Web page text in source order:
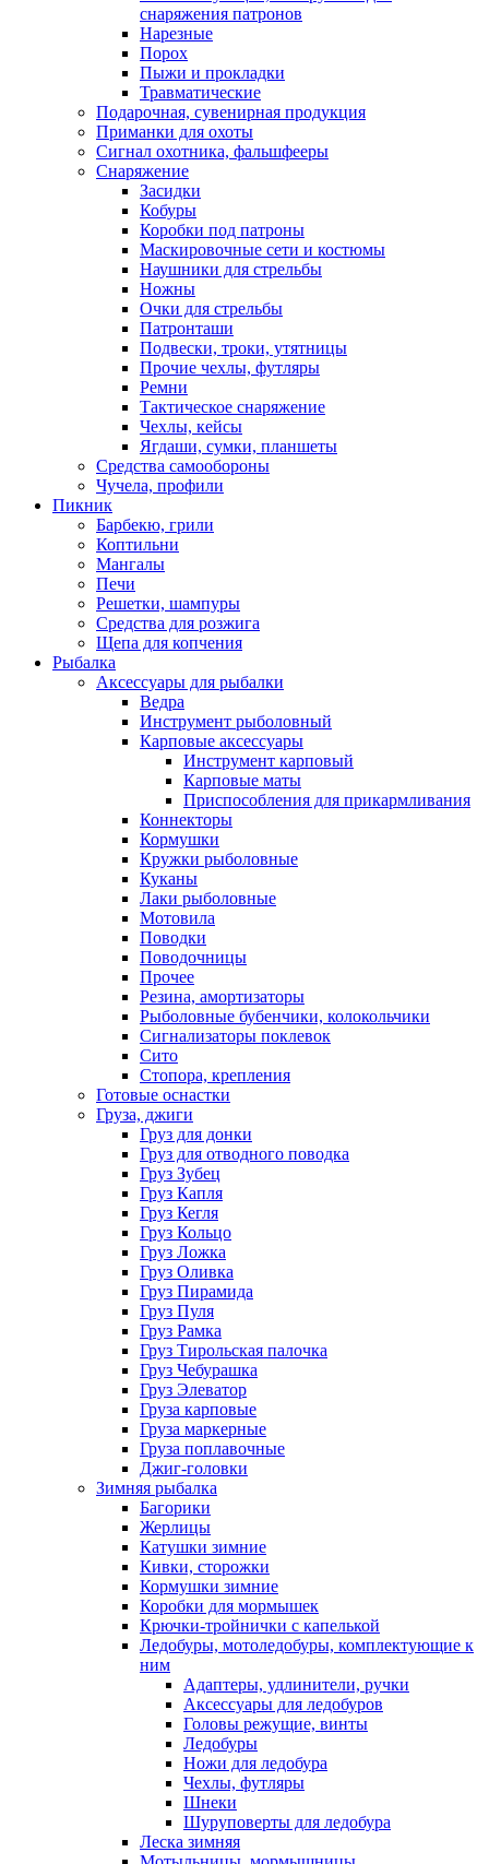
снаряжения патронов
Нарезные
Порох
Пыжи и прокладки
Травматические
Подарочная, сувенирная продукция
Приманки для охоты
Сигнал охотника, фальшфееры
Снаряжение
Засидки
Кобуры
Коробки под патроны
Маскировочные сети и костюмы
Наушники для стрельбы
Ножны
Очки для стрельбы
Патронташи
Подвески, троки, утятницы
Прочие чехлы, футляры
Ремни
Тактическое снаряжение
Чехлы, кейсы
Ягдаши, сумки, планшеты
Средства самообороны
Чучела, профили
Пикник
Барбекю, грили
Коптильни
Мангалы
Печи
Решетки, шампуры
Средства для розжига
Щепа для копчения
Рыбалка
Аксессуары для рыбалки
Ведра
Инструмент рыболовный
Карповые аксессуары
Инструмент карповый
Карповые маты
Приспособления для прикармливания
Коннекторы
Кормушки
Кружки рыболовные
Куканы
Лаки рыболовные
Мотовила
Поводки
Поводочницы
Прочее
Резина, амортизаторы
Рыболовные бубенчики, колокольчики
Сигнализаторы поклевок
Сито
Стопора, крепления
Готовые оснастки
Груза, джиги
Груз для донки
Груз для отводного поводка
Груз Зубец
Груз Капля
Груз Кегля
Груз Кольцо
Груз Ложка
Груз Оливка
Груз Пирамида
Груз Пуля
Груз Рамка
Груз Тирольская палочка
Груз Чебурашка
Груз Элеватор
Груза карповые
Груза маркерные
Груза поплавочные
Джиг-головки
Зимняя рыбалка
Багорики
Жерлицы
Катушки зимние
Кивки, сторожки
Кормушки зимние
Коробки для мормышек
Крючки-тройнички с капелькой
Ледобуры, мотоледобуры, комплектующие к
ним
Адаптеры, удлинители, ручки
Аксессуары для ледобуров
Головы режущие, винты
Ледобуры
Ножи для ледобура
Чехлы, футляры
Шнеки
Шуруповерты для ледобура
Леска зимняя